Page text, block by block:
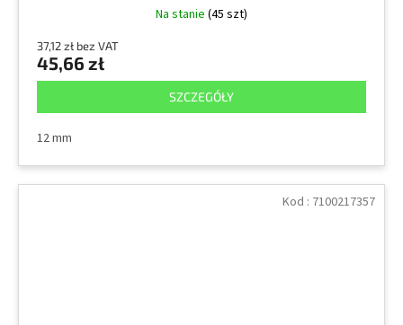
Na stanie (45 szt)
37,12 zł bez VAT
45,66 zł
SZCZEGÓŁY
12 mm
Kod : 7100217357